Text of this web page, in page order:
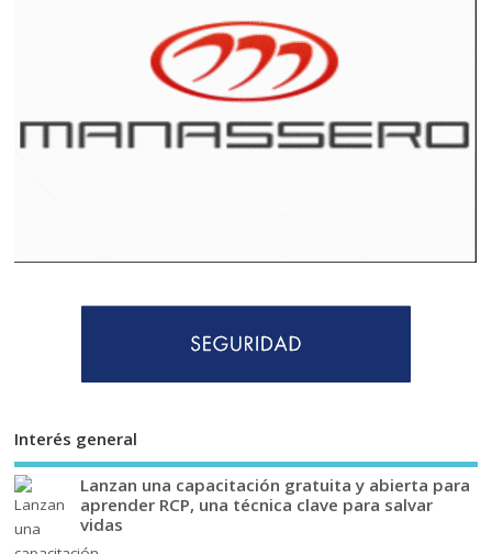
Interés general
Lanzan una capacitación gratuita y abierta para
aprender RCP, una técnica clave para salvar
vidas